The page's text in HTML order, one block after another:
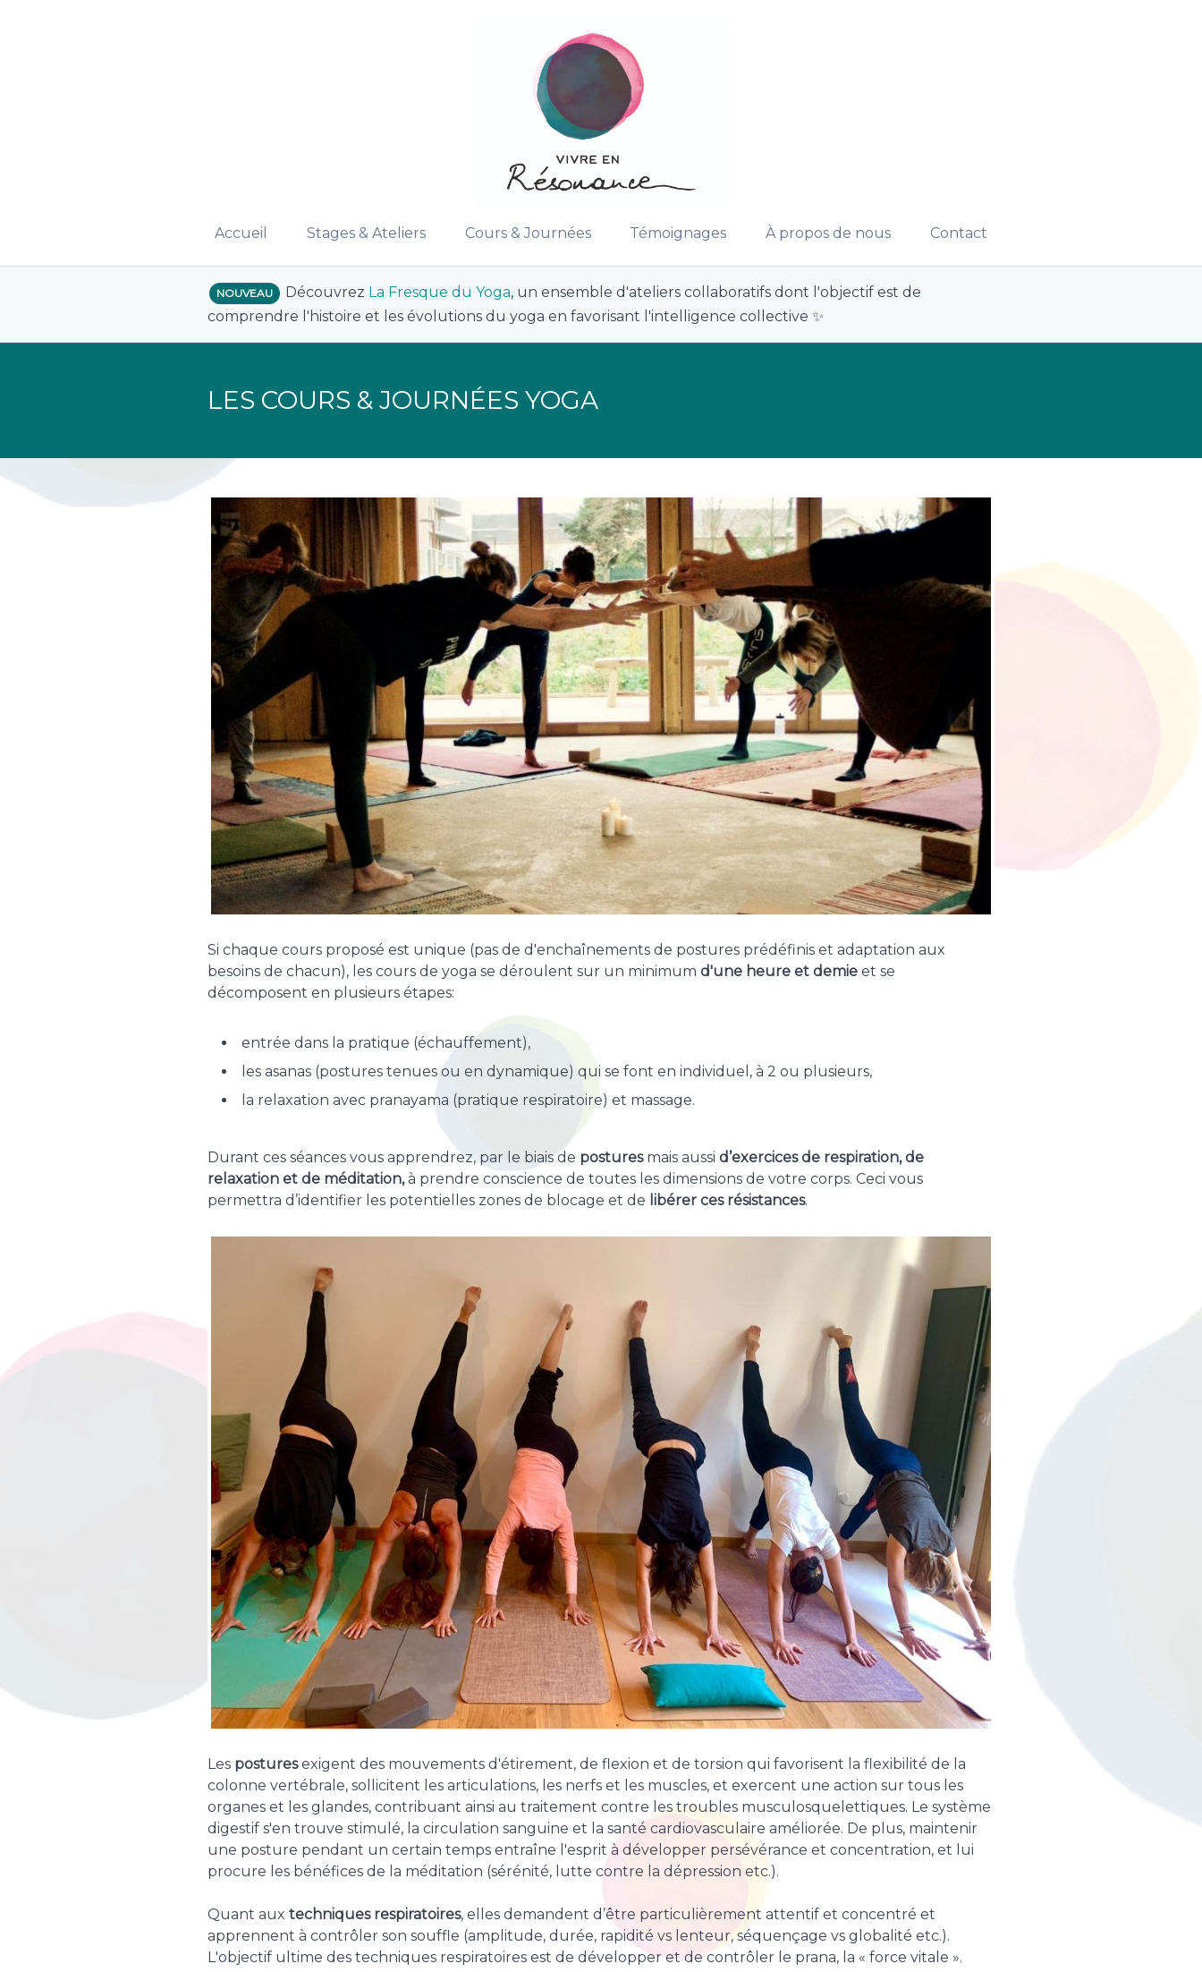
Accueil Stages & Ateliers Cours & Journées Témoignages À propos de nous Contact
NOUVEAU Découvrez La Fresque du Yoga, un ensemble d'ateliers collaboratifs dont l'objectif est de
comprendre l'histoire et les évolutions du yoga en favorisant l'intelligence collective ✨
LES COURS & JOURNÉES YOGA
Si chaque cours proposé est unique (pas de d'enchaînements de postures prédéfinis et adaptation aux
besoins de chacun), les cours de yoga se déroulent sur un minimum d'une heure et demie et se
décomposent en plusieurs étapes:
entrée dans la pratique (échauffement),
les asanas (postures tenues ou en dynamique) qui se font en individuel, à 2 ou plusieurs,
la relaxation avec pranayama (pratique respiratoire) et massage.
Durant ces séances vous apprendrez, par le biais de posturesmais aussi d’exercices de respiration, de
relaxation et de méditation,à prendre conscience de toutes les dimensions de votre corps. Ceci vous
permettra d’identifier les potentielles zones de blocage et de libérer ces résistances.
Les posturesexigent des mouvements d'étirement, de flexion et de torsion qui favorisent la flexibilité de la
colonne vertébrale, sollicitent les articulations, les nerfs et les muscles, et exercent une action sur tous les
organes et les glandes, contribuant ainsi au traitement contre les troubles musculosquelettiques. Le système
digestif s'en trouve stimulé, la circulation sanguine et la santé cardiovasculaire améliorée. De plus, maintenir
une posture pendant un certain temps entraîne l'esprit à développer persévérance et concentration, et lui
procure les bénéfices de la méditation (sérénité, lutte contre la dépression etc.).
Quant aux techniques respiratoires, elles demandent d’être particulièrement attentif et concentré et
apprennent à contrôler son souffle (amplitude, durée, rapidité vs lenteur, séquençage vs globalité etc.).
L'objectif ultime des techniques respiratoires est de développer et de contrôler le prana, la « force vitale ».